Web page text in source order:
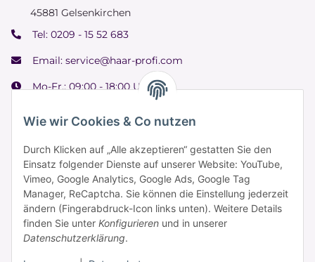
Wie wir Cookies & Co nutzen
Durch Klicken auf „Alle akzeptieren“ gestatten Sie den
Einsatz folgender Dienste auf unserer Website: YouTube,
Vimeo, Google Analytics, Google Ads, Google Tag
Manager, ReCaptcha. Sie können die Einstellung jederzeit
ändern (Fingerabdruck-Icon links unten). Weitere Details
finden Sie unter Konfigurieren und in unserer
Datenschutzerklärung.
45881 Gelsenkirchen
Tel: 0209 - 15 52 683
Email: service@haar-profi.com
Mo-Fr.: 09:00 - 18:00 Uhr
Samstag: 09:00 - 15:00 Uhr
Informationen
Zahlung & Versand